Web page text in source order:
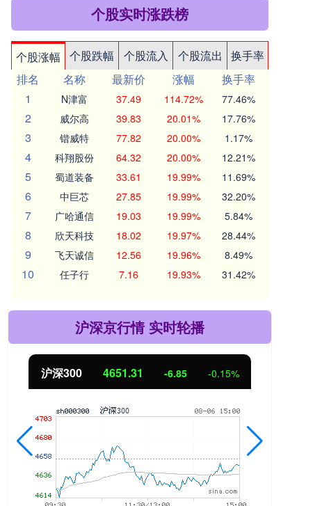
个股实时涨跌榜
个股涨幅 个股跌幅 个股流入 个股流出
换手率
排名
名称 最新价 涨幅
换手率
1
N津富 37.49 114.72% 77.46%
2 威尔高 39.83 20.01% 17.76%
3 锴威特 77.82 20.00% 1.17%
4 科翔股份 64.32 20.00% 12.21%
5 蜀道装备 33.61 19.99% 11.69%
6 中巨芯 27.85 19.99% 32.20%
7 广哈通信 19.03 19.99% 5.84%
8 欣天科技 18.02 19.97% 28.44%
9 飞天诚信 12.56 19.96% 8.49%
10 任子行 7.16 19.93% 31.42%
沪深京行情 实时轮播
4651.31 -6.85 -0.15% 北证50